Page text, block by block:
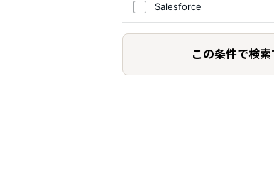
Salesforce
この条件で検索